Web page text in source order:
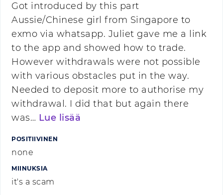
Got introduced by this part
Aussie/Chinese girl from Singapore to
exmo via whatsapp. Juliet gave me a link
to the app and showed how to trade.
However withdrawals were not possible
with various obstacles put in the way.
Needed to deposit more to authorise my
withdrawal. I did that but again there
was… Lue lisää
POSITIIVINEN
none
MIINUKSIA
it's a scam